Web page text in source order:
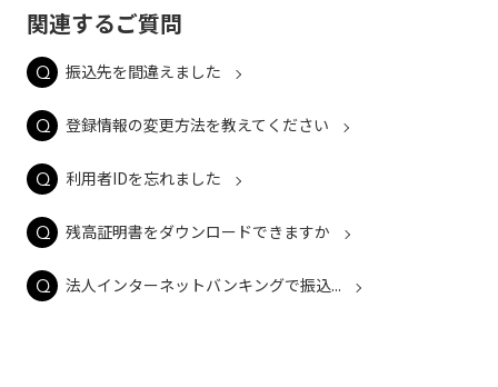
関連するご質問
振込先を間違えました
登録情報の変更方法を教えてください
利用者IDを忘れました
残高証明書をダウンロードできますか
法人インターネットバンキングで振込...